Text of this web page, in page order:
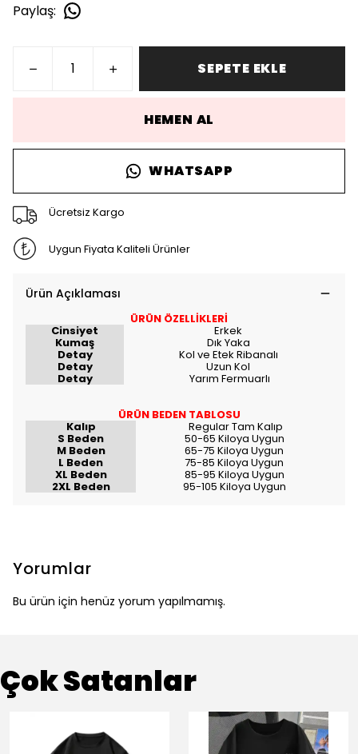
Paylaş:
SEPETE EKLE
HEMEN AL
WHATSAPP
Ücretsiz Kargo
Uygun Fiyata Kaliteli Ürünler
Ürün Açıklaması
ÜRÜN ÖZELLİKLERİ
Cinsiyet Erkek
Kumaş Dık Yaka
Detay Kol ve Etek Ribanalı
Detay Uzun Kol
Detay Yarım Fermuarlı
ÜRÜN BEDEN TABLOSU
Kalıp Regular Tam Kalıp
S Beden 50-65 Kiloya Uygun
M Beden 65-75 Kiloya Uygun
L Beden 75-85 Kiloya Uygun
XL Beden 85-95 Kiloya Uygun
2XL Beden 95-105 Kiloya Uygun
Yorumlar
Bu ürün için henüz yorum yapılmamış.
Çok Satanlar